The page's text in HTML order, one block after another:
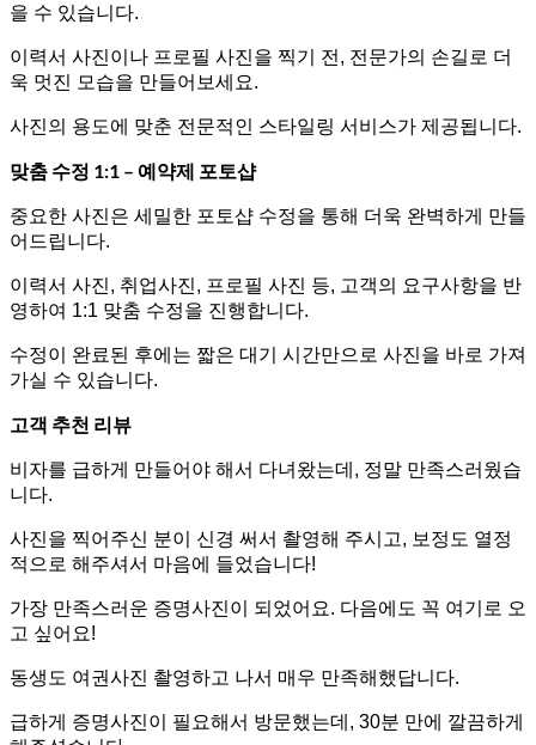
을 수 있습니다.
이력서 사진이나 프로필 사진을 찍기 전, 전문가의 손길로 더
욱 멋진 모습을 만들어보세요.
사진의 용도에 맞춘 전문적인 스타일링 서비스가 제공됩니다.
맞춤 수정 1:1 – 예약제 포토샵
중요한 사진은 세밀한 포토샵 수정을 통해 더욱 완벽하게 만들
어드립니다.
이력서 사진, 취업사진, 프로필 사진 등, 고객의 요구사항을 반
영하여 1:1 맞춤 수정을 진행합니다.
수정이 완료된 후에는 짧은 대기 시간만으로 사진을 바로 가져
가실 수 있습니다.
고객 추천 리뷰
비자를 급하게 만들어야 해서 다녀왔는데, 정말 만족스러웠습
니다.
사진을 찍어주신 분이 신경 써서 촬영해 주시고, 보정도 열정
적으로 해주셔서 마음에 들었습니다!
가장 만족스러운 증명사진이 되었어요. 다음에도 꼭 여기로 오
고 싶어요!
동생도 여권사진 촬영하고 나서 매우 만족해했답니다.
급하게 증명사진이 필요해서 방문했는데, 30분 만에 깔끔하게